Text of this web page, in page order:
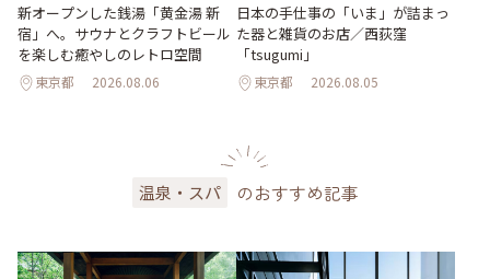
新オープンした銭湯「黄金湯 新
宿」へ。サウナとクラフトビール
を楽しむ癒やしのレトロ空間
東京都 2026.08.06
日本の手仕事の「いま」が詰まっ
た器と雑貨のお店／西荻窪
「tsugumi」
東京都 2026.08.05
温泉・スパ のおすすめ記事